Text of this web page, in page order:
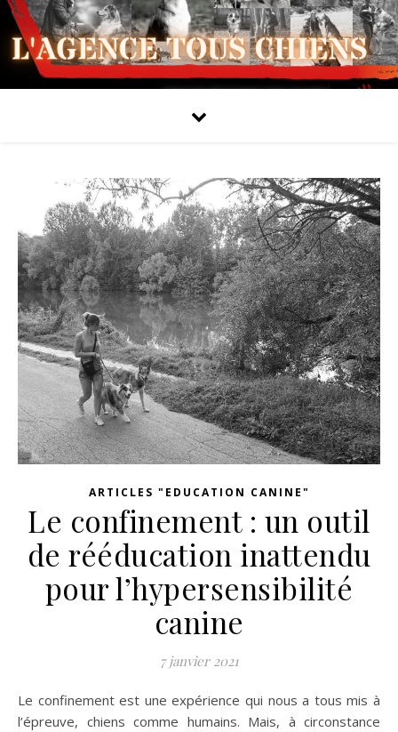
ARTICLES "EDUCATION CANINE"
Le confinement : un outil
de rééducation inattendu
pour l’hypersensibilité
canine
7 janvier 2021
Le confinement est une expérience qui nous a tous mis à
l’épreuve, chiens comme humains. Mais, à circonstance